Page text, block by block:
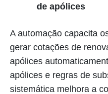
de apólices
A automação capacita
gerar cotações de
apólices
apólices e regras de
sistemática melhora a